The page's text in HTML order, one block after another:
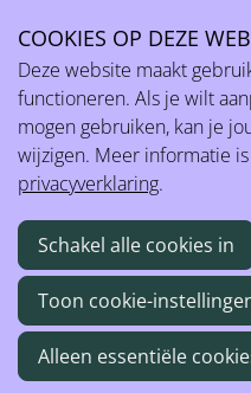
Beknopte vragenlijst die als
gebruikt
COOKIES OP DEZE
Deze website maakt
functioneren. Als je wilt
mogen gebruiken, kan je
wijzigen. Meer informatie
privacyverklaring.
Schakel alle cookies in
Toon cookie-
Alleen essentiële